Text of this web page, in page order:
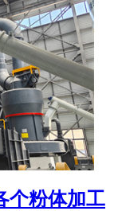
个粉体加工